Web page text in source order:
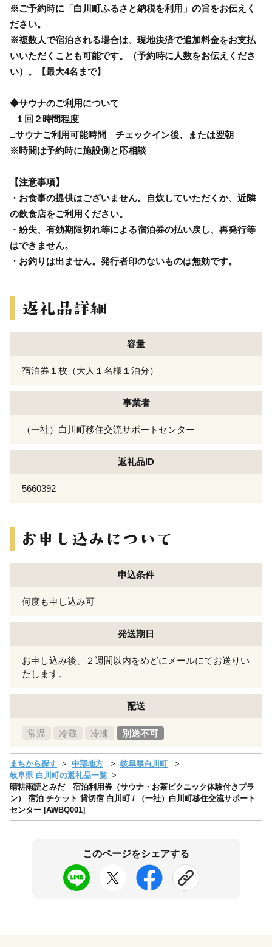
※ご予約時に「白川町ふるさと納税を利用」の旨をお伝えく
ださい。
※複数人で宿泊される場合は、現地決済で追加料金をお支払
いいただくことも可能です。（予約時に人数をお伝えくださ
い）。【最大4名まで】
◆サウナのご利用について
□１回２時間程度
□サウナご利用可能時間 チェックイン後、または翌朝
※時間は予約時に施設側と応相談
【注意事項】
・お食事の提供はございません。自炊していただくか、近隣
の飲食店をご利用ください。
・紛失、有効期限切れ等による宿泊券の払い戻し、再発行等
はできません。
・お釣りは出ません。発行者印のないものは無効です。
容量
宿泊券１枚（大人１名様１泊分）
事業者
（一社）白川町移住交流サポートセンター
返礼品ID
5660392
申込条件
何度も申し込み可
発送期日
お申し込み後、２週間以内をめどにメールにてお送りい
たします。
配送
常温 冷蔵 冷凍 別送不可
まちから探す 中部地方
岐阜県白川町
岐阜県 白川町の返礼品一覧
晴耕雨読とみだ 宿泊利用券（サウナ・お茶ピクニック体験付きプラ
ン） 宿泊 チケット 貸切宿 白川町 / （一社）白川町移住交流サポート
センター [AWBQ001]
このページをシェアする